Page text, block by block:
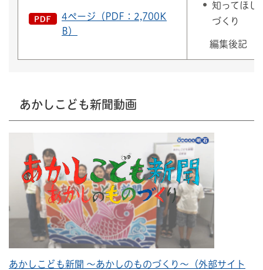
4ページ（PDF：2,700K
B）
知ってほし
づくり
編集後記
あかしこども新聞動画
あかしこども新聞 ～あかしのものづくり～（外部サイト